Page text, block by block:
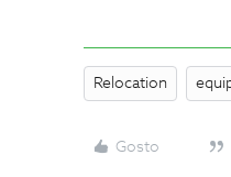
Relocation
Gosto